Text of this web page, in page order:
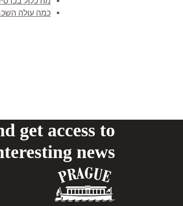
כמה עולה
get access to
news